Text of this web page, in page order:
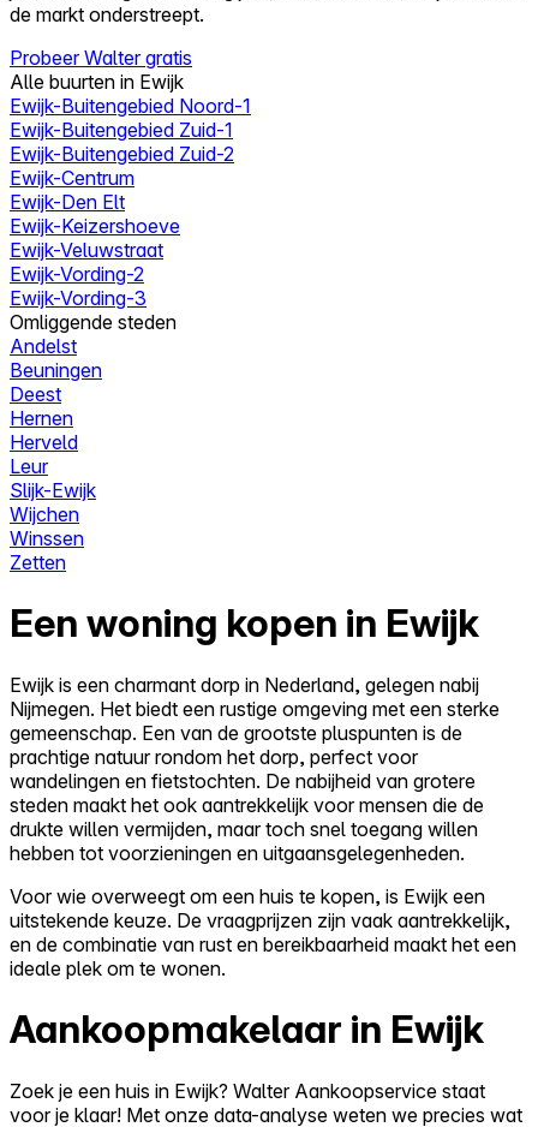
de markt onderstreept.
Probeer Walter gratis
Alle buurten in Ewijk
Ewijk-Buitengebied Noord-1
Ewijk-Buitengebied Zuid-1
Ewijk-Buitengebied Zuid-2
Ewijk-Centrum
Ewijk-Den Elt
Ewijk-Keizershoeve
Ewijk-Veluwstraat
Ewijk-Vording-2
Ewijk-Vording-3
Omliggende steden
Andelst
Beuningen
Deest
Hernen
Herveld
Leur
Slijk-Ewijk
Wijchen
Winssen
Zetten
Een woning kopen in Ewijk
Ewijk is een charmant dorp in Nederland, gelegen nabij
Nijmegen. Het biedt een rustige omgeving met een sterke
gemeenschap. Een van de grootste pluspunten is de
prachtige natuur rondom het dorp, perfect voor
wandelingen en fietstochten. De nabijheid van grotere
steden maakt het ook aantrekkelijk voor mensen die de
drukte willen vermijden, maar toch snel toegang willen
hebben tot voorzieningen en uitgaansgelegenheden.
Voor wie overweegt om een huis te kopen, is Ewijk een
uitstekende keuze. De vraagprijzen zijn vaak aantrekkelijk,
en de combinatie van rust en bereikbaarheid maakt het een
ideale plek om te wonen.
Aankoopmakelaar in Ewijk
Zoek je een huis in Ewijk? Walter Aankoopservice staat
voor je klaar! Met onze data-analyse weten we precies wat